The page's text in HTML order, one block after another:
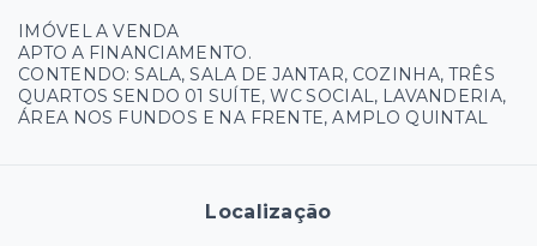
IMÓVEL A VENDA
APTO A FINANCIAMENTO.
CONTENDO: SALA, SALA DE JANTAR, COZINHA, TRÊS
QUARTOS SENDO 01 SUÍTE, WC SOCIAL, LAVANDERIA,
ÁREA NOS FUNDOS E NA FRENTE, AMPLO QUINTAL
Localização